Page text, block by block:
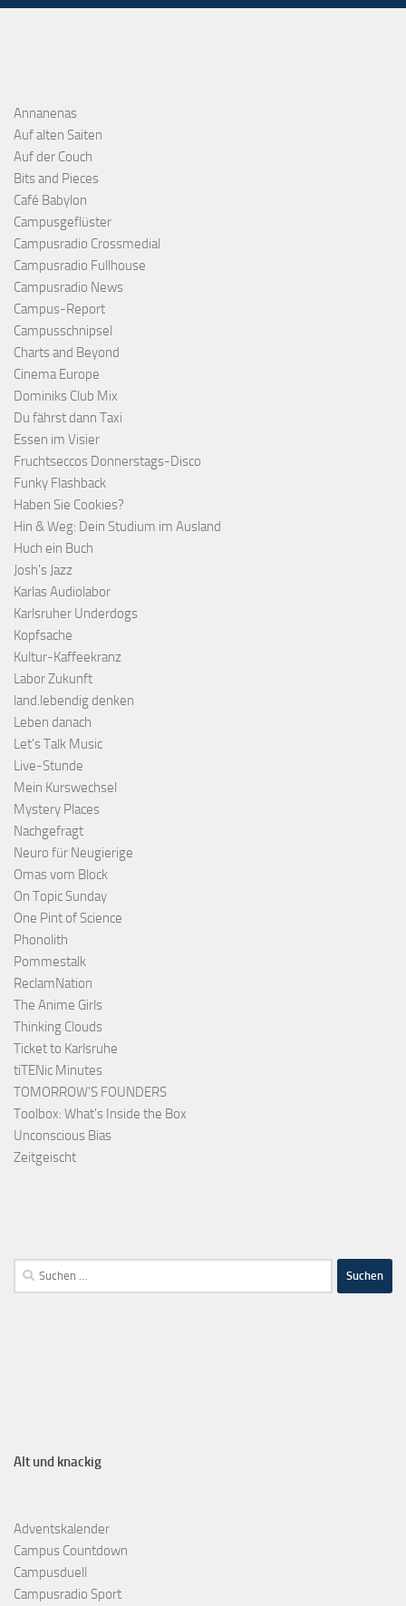
Annanenas
Auf alten Saiten
Auf der Couch
Bits and Pieces
Café Babylon
Campusgeflüster
Campusradio Crossmedial
Campusradio Fullhouse
Campusradio News
Campus-Report
Campusschnipsel
Charts and Beyond
Cinema Europe
Dominiks Club Mix
Du fährst dann Taxi
Essen im Visier
Fruchtseccos Donnerstags-Disco
Funky Flashback
Haben Sie Cookies?
Hin & Weg: Dein Studium im Ausland
Huch ein Buch
Josh's Jazz
Karlas Audiolabor
Karlsruher Underdogs
Kopfsache
Kultur-Kaffeekranz
Labor Zukunft
land.lebendig denken
Leben danach
Let's Talk Music
Live-Stunde
Mein Kurswechsel
Mystery Places
Nachgefragt
Neuro für Neugierige
Omas vom Block
On Topic Sunday
One Pint of Science
Phonolith
Pommestalk
ReclamNation
The Anime Girls
Thinking Clouds
Ticket to Karlsruhe
tiTENic Minutes
TOMORROW'S FOUNDERS
Toolbox: What's Inside the Box
Unconscious Bias
Zeitgeischt
Alt und knackig
Adventskalender
Campus Countdown
Campusduell
Campusradio Sport